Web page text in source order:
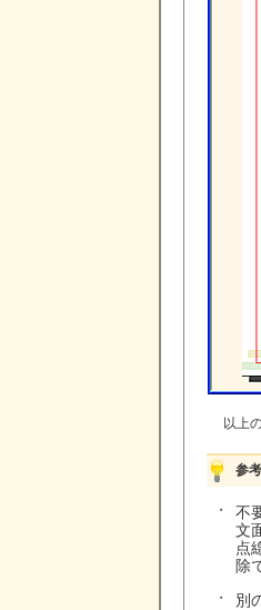
以上
参考
・
不
文
点
除
・
別